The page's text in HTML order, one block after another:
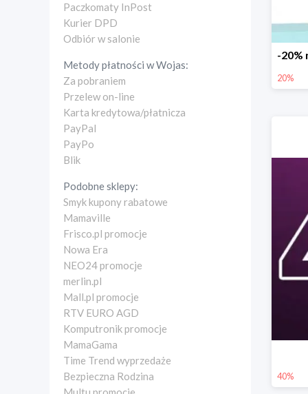
Paczkomaty InPost
Kurier DPD
Odbiór w salonie
Metody płatności wWojas:
Za pobraniem
Przelew on-line
Karta kredytowa/płatnicza
PayPal
PayPo
Blik
Podobne sklepy:
Smyk kupony rabatowe
Mamaville
Frisco.pl promocje
Nowa Era
NEO24 promocje
merlin.pl
Mall.pl promocje
RTV EURO AGD
Komputronik promocje
MamaGama
Time Trend wyprzedaże
Bezpieczna Rodzina
20%
40%